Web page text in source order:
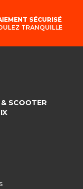
SÉCURISÉ
TRANQUILLE
SCOOTER